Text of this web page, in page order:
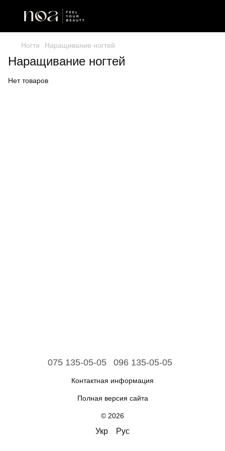
Ногти Наращивание ногтей
Наращивание ногтей
Нет товаров
075 135-05-05 096 135-05-05
Контактная информация
Полная версия сайта
© 2026
Укр Рус